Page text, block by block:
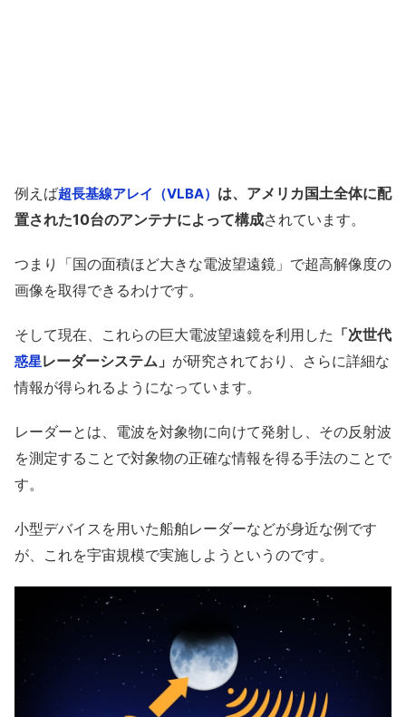
例えば超長基線アレイ（VLBA） は、アメリカ国土全体に配
置された10台のアンテナによって構成されています。
つまり「国の面積ほど大きな電波望遠鏡」で超高解像度の
画像を取得できるわけです。
そして現在、これらの巨大電波望遠鏡を利用した 「次世代
惑星レーダーシステム」 が研究されており、さらに詳細な
情報が得られるようになっています。
レーダーとは、電波を対象物に向けて発射し、その反射波
を測定することで対象物の正確な情報を得る手法のことで
す。
小型デバイスを用いた船舶レーダーなどが身近な例です
が、これを宇宙規模で実施しようというのです。